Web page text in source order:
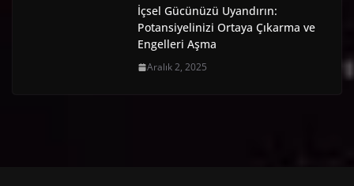
İçsel Gücünüzü Uyandırın:
Potansiyelinizi Ortaya Çıkarma ve
Engelleri Aşma
Aralık 2, 2025